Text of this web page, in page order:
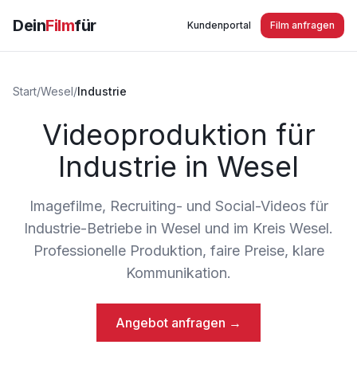
DeinFilmfür Kundenportal Film anfragen
Start/Wesel/Industrie
Videoproduktion für
Industrie in Wesel
Imagefilme, Recruiting- und Social-Videos für
Industrie-Betriebe in Wesel und im Kreis Wesel.
Professionelle Produktion, faire Preise, klare
Kommunikation.
Angebot anfragen →